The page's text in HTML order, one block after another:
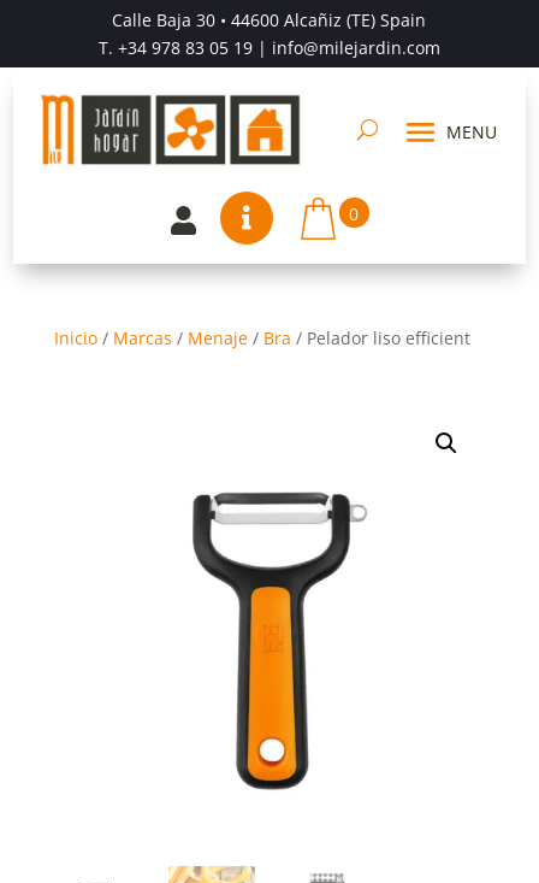
Calle Baja 30 • 44600 Alcañiz (TE) Spain
T. +34 978 83 05 19| info@milejardin.com
  0
Inicio/ Marcas / Menaje/ Bra / Pelador liso efficient